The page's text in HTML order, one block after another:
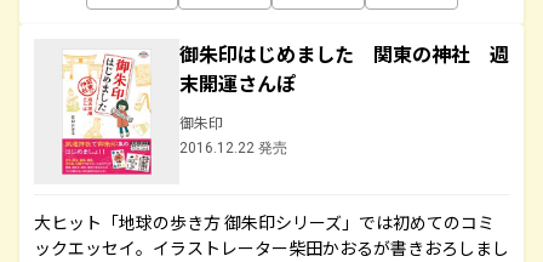
御朱印はじめました 関東の神社 週
末開運さんぽ
御朱印
2016.12.22 発売
大ヒット「地球の歩き方 御朱印シリーズ」では初めてのコミ
ックエッセイ。イラストレーター柴田かおるが書きおろしまし